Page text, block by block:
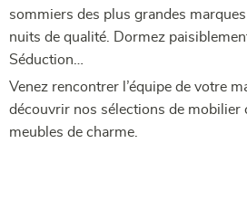
sommiers des plus grandes
nuits de qualité. Dormez
Séduction…
Venez rencontrer l’équipe de votre
découvrir nos sélections de mobilier
meubles de charme.